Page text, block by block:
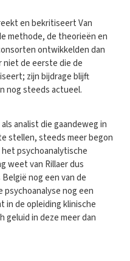
en bekritiseert Van
methode, de theorieën en
ontwikkelden dan
niet de eerste die de
zijn bijdrage blijft
nog steeds actueel.
analist die gaandeweg in
stellen, steeds meer begon
psychoanalytische
weet van Rillaer dus
nog een van de
nog een
in de opleiding klinische
geluid in deze meer dan